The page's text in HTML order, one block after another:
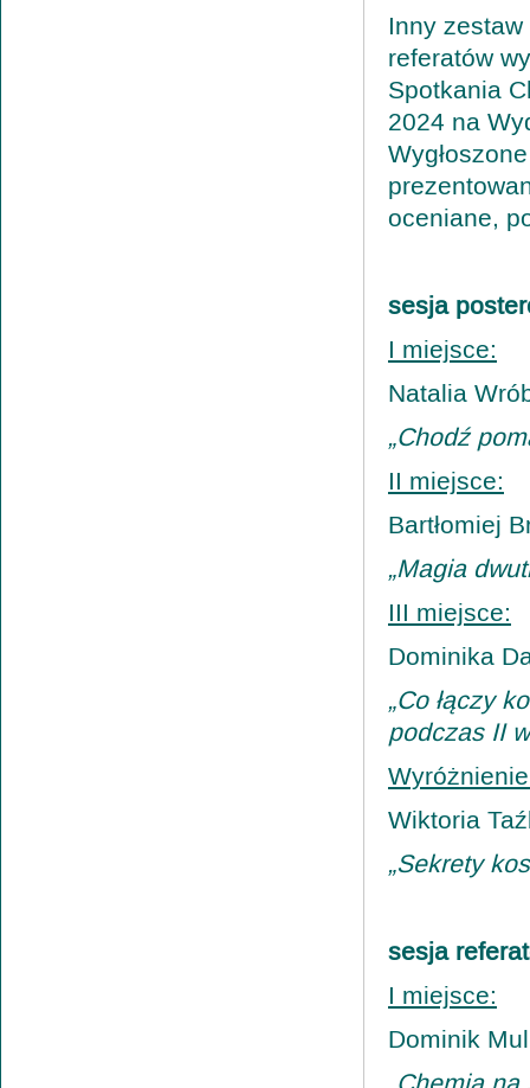
Inny
referatów
Spotkania
2024 na
oceniane,
sesja
I miejsce:
Natalia
„Chodź
II miejsce:
Bartłomiej
„Magia
III miejsce:
Dominika
„Co łączy
podczas II
Wiktoria
„Sekrety
sesja
I miejsce:
Dominik